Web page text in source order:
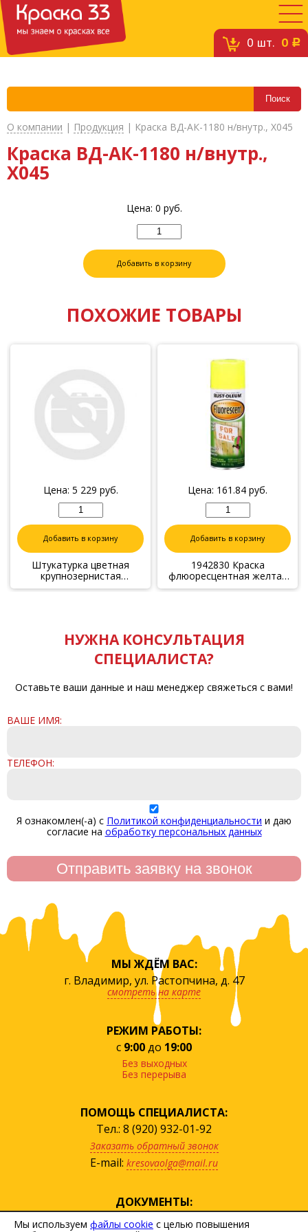
0 шт. 0 c
О компании | Продукция | Краска ВД-АК-1180 н/внутр., X045
Краска ВД-АК-1180 н/внутр.,
X045
Цена: 0 руб.
Добавить в корзину
ПОХОЖИЕ ТОВАРЫ
Цена: 5 229 руб.
Добавить в корзину
Штукатурка цветная
крупнозернистая
№13(кварц) с эффектом
Цена: 161.84 руб.
Добавить в корзину
1942830 Краска
флюоресцентная желтая
0,312 кг
НУЖНА КОНСУЛЬТАЦИЯ
СПЕЦИАЛИСТА?
Оставьте ваши данные и наш менеджер свяжеться с вами!
ВАШЕ ИМЯ:
ТЕЛЕФОН:
Я ознакомлен(-а) с Политикой конфиденциальности и даю
согласие на обработку персональных данных
МЫ ЖДЁМ ВАС:
г. Владимир, ул. Растопчина, д. 47
смотреть на карте
РЕЖИМ РАБОТЫ:
с 9:00до 19:00
Без выходных
Без перерыва
ПОМОЩЬ СПЕЦИАЛИСТА:
Тел.: 8 (920) 932-01-92
Заказать обратный звонок
E-mail: kresovaolga@mail.ru
ДОКУМЕНТЫ:
посмотреть прайс
Мы используем файлы cookie с целью повышения